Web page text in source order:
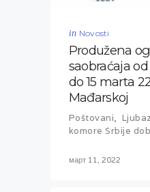
in Novosti
Produžena
saobraćaja od
do 15 marta
Mađarskoj
Poštovani,
komore Srbije
март 11, 2022